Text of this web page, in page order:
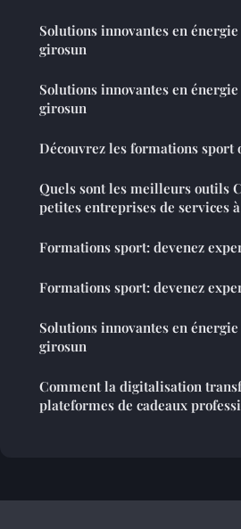
Solutions innovantes en
girosun
Solutions innovantes en
girosun
Découvrez les formations sport
Quels sont les meilleurs outils
petites entreprises de services
Formations sport: devenez
Formations sport: devenez
Solutions innovantes en
girosun
Comment la digitalisation
plateformes de cadeaux